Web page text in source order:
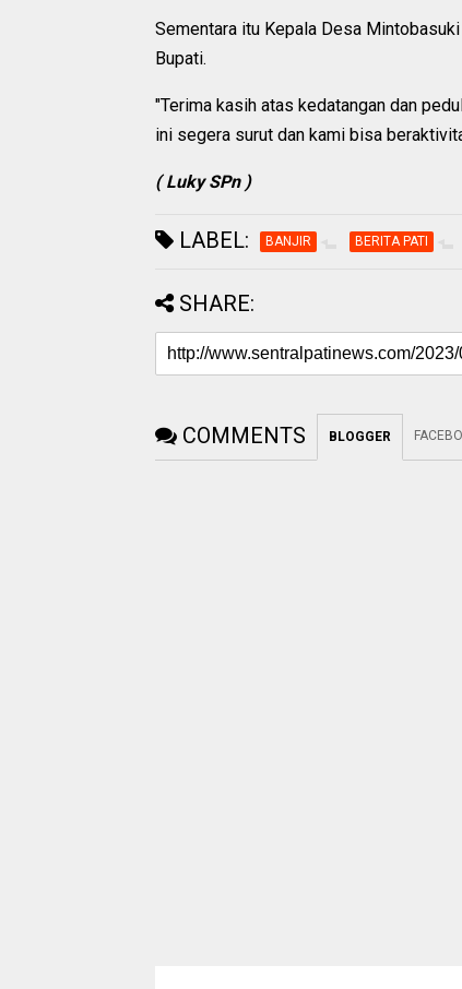
Sementara itu Kepala Desa
Bupati.
"Terima kasih atas kedatangan dan
ini segera surut dan kami bisa
( Luky SPn )
LABEL: BANJIR BERITA PATI
SHARE:
COMMENTS BLOGGER